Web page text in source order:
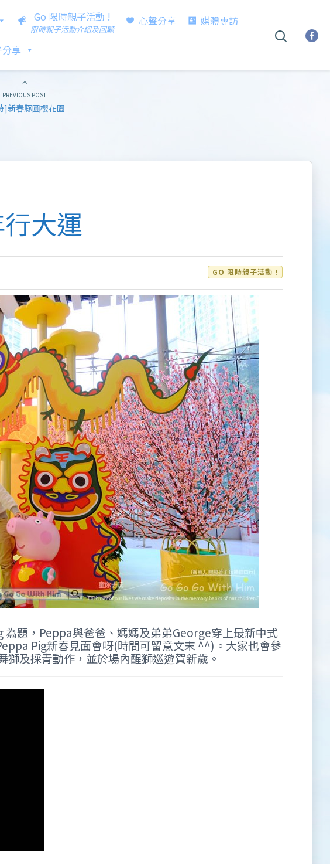
Go 限時親子活動 !
限時親子活動介紹及回顧
心聲分享 媒體專訪
享
PREVIOUS POST
]新春豚圓櫻花園
大運
GO 限時親子活動 !
題，Peppa與爸爸、媽媽及弟弟George穿上最新中式
Pig新春見面會呀(時間可留意文末 ^^)。大家也會參
及採青動作，並於場內醒獅巡遊賀新歲。